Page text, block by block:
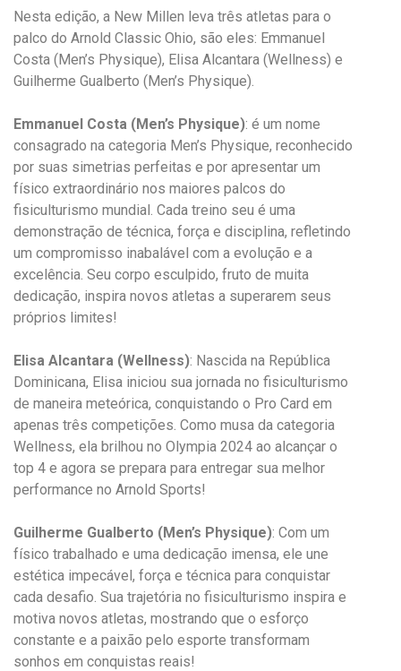
Nesta edição, a New Millen leva três atletas para o
palco do Arnold Classic Ohio, são eles: Emmanuel
Costa (Men’s Physique), Elisa Alcantara (Wellness) e
Guilherme Gualberto (Men’s Physique).
Emmanuel Costa (Men’s Physique): é um nome
consagrado na categoria Men’s Physique, reconhecido
por suas simetrias perfeitas e por apresentar um
físico extraordinário nos maiores palcos do
fisiculturismo mundial. Cada treino seu é uma
demonstração de técnica, força e disciplina, refletindo
um compromisso inabalável com a evolução e a
excelência. Seu corpo esculpido, fruto de muita
dedicação, inspira novos atletas a superarem seus
próprios limites!
Elisa Alcantara (Wellness): Nascida na República
Dominicana, Elisa iniciou sua jornada no fisiculturismo
de maneira meteórica, conquistando o Pro Card em
apenas três competições. Como musa da categoria
Wellness, ela brilhou no Olympia 2024 ao alcançar o
top 4 e agora se prepara para entregar sua melhor
performance no Arnold Sports!
Guilherme Gualberto (Men’s Physique): Com um
físico trabalhado e uma dedicação imensa, ele une
estética impecável, força e técnica para conquistar
cada desafio. Sua trajetória no fisiculturismo inspira e
motiva novos atletas, mostrando que o esforço
constante e a paixão pelo esporte transformam
sonhos em conquistas reais!